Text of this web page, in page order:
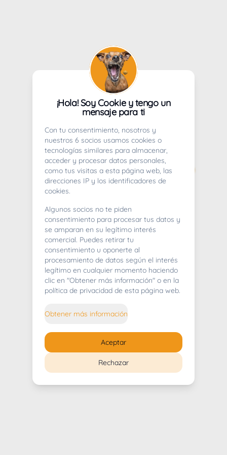
404
Whoops! Lo sentimos mucho.
¡Hola! Soy Cookie y tengo un
mensaje para ti
Con tu consentimiento, nosotros y
nuestros 6 socios usamos cookies o
tecnologías similares para almacenar,
acceder y procesar datos personales,
como tus visitas a esta página web, las
direcciones IP y los identificadores de
cookies.
Algunos socios no te piden
consentimiento para procesar tus datos y
se amparan en su legítimo interés
comercial. Puedes retirar tu
consentimiento u oponerte al
procesamiento de datos según el interés
legítimo en cualquier momento haciendo
clic en "Obtener más información" o en la
política de privacidad de esta página web.
Obtener más información
Rechazar
Aceptar